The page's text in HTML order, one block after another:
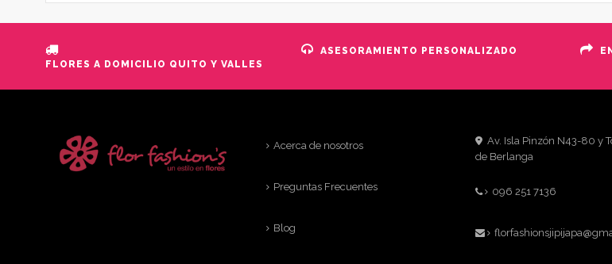
FLORES A DOMICILIO QUITO Y VALLES
ASESORAMIENTO PERSONALIZADO
Acerca de nosotros
Preguntas Frecuentes
Blog
Av. Isla Pinzón N43-80 y
de Berlanga
096 251 7136